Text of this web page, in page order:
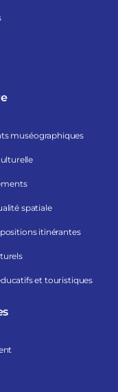
muséographiques
spatiale
itinérantes
et touristiques